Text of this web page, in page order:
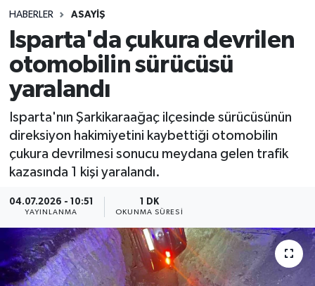
HABERLER ASAYIŞ
Isparta'da çukura devrilen
otomobilin sürücüsü
yaralandı
Isparta'nın Şarkikaraağaç ilçesinde sürücüsünün
direksiyon hakimiyetini kaybettiği otomobilin
çukura devrilmesi sonucu meydana gelen trafik
kazasında 1 kişi yaralandı.
04.07.2026 - 10:51
YAYINLANMA
1 DK
OKUNMA SÜRESI
Spor
Teknoloji
Yaşam